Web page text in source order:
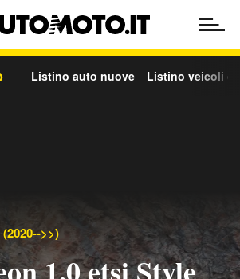
Listino auto nuove Listino veicoli
>>)